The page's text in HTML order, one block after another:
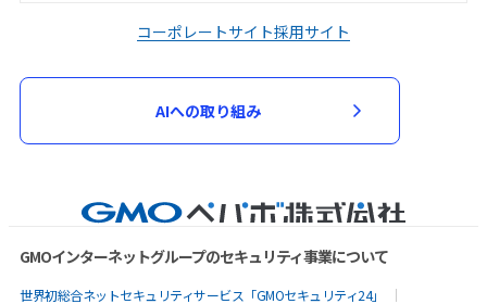
コーポレートサイト採用サイト
AIへの取り組み
GMOインターネットグループのセキュリティ事業について
世界初総合ネットセキュリティサービス「GMOセキュリティ24」